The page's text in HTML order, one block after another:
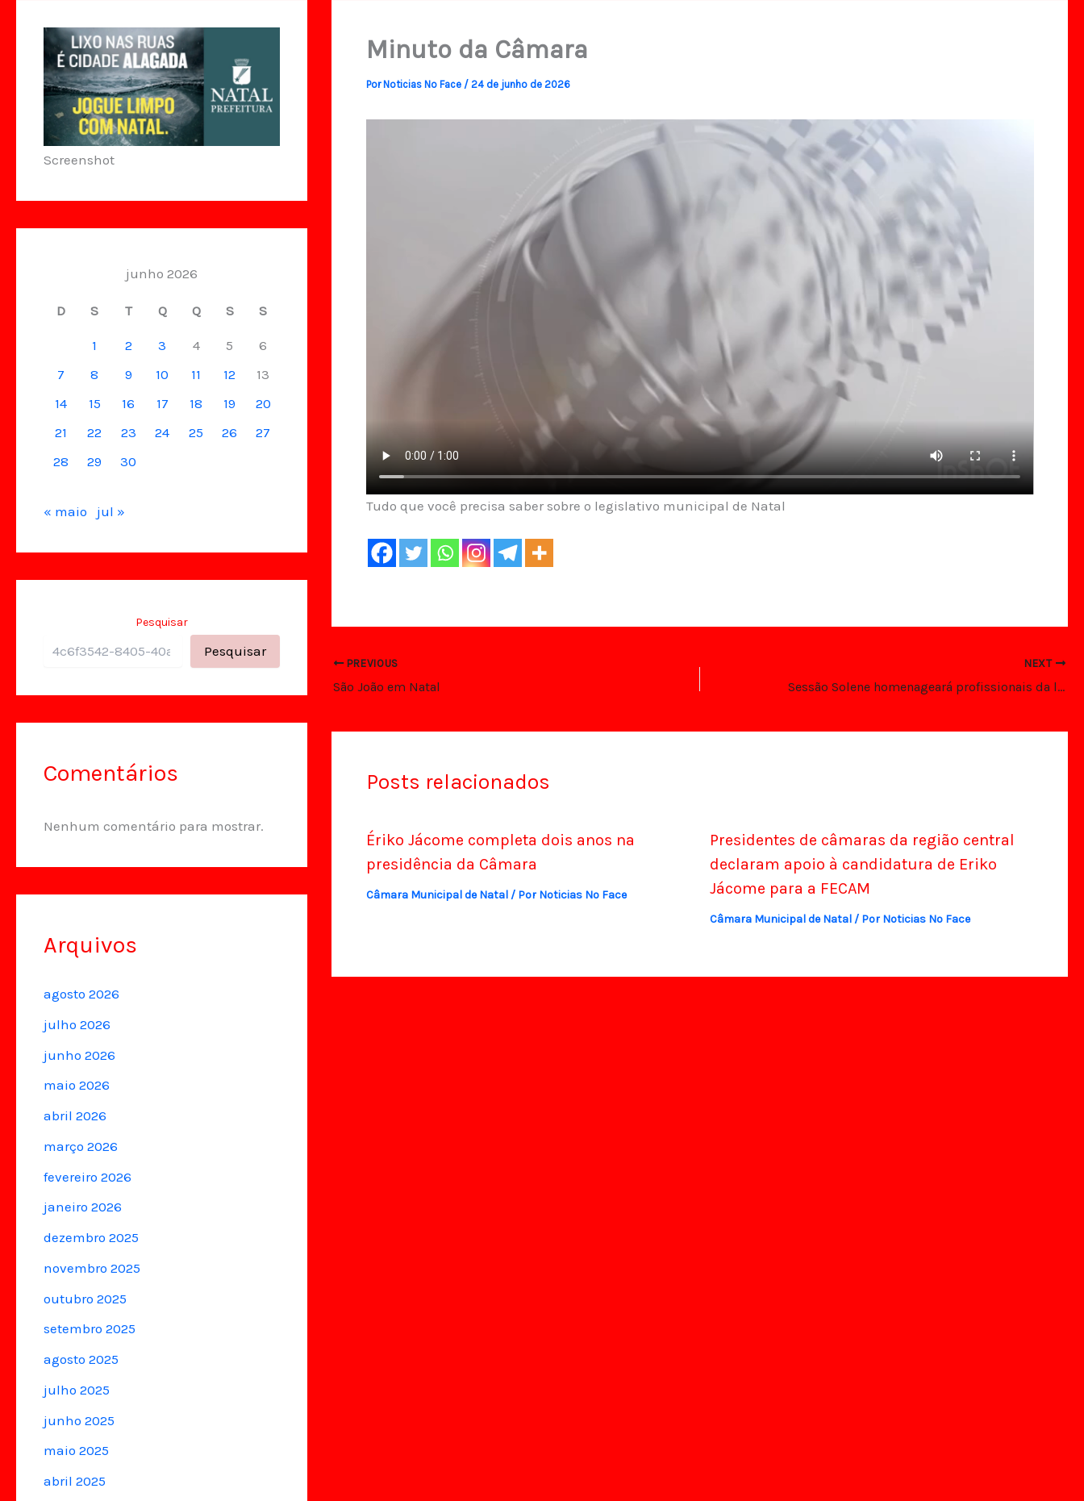
Screenshot
junho 2026
D S T Q Q S S
1 2 3 4 5
6
7
8 9 10 11 12
13
14
15 16 17 18 19
20
21
22 23 24 25 26
27
28
29 30
« maio jul »
Pesquisar
Pesquisar
Comentários
Nenhum comentário para mostrar.
Arquivos
agosto 2026
julho 2026
junho 2026
maio 2026
abril 2026
março 2026
fevereiro 2026
janeiro 2026
dezembro 2025
novembro 2025
outubro 2025
setembro 2025
agosto 2025
julho 2025
junho 2025
maio 2025
abril 2025
Minuto da Câmara
PorNoticias No Face / 24 de junho de 2026
Tudo que você precisa saber sobre o legislativo municipal de Natal
PREVIOUS
São João em Natal
NEXT
Sessão Solene homenageará profissionais da limpeza urbana de Parnamirim
Posts relacionados
Ériko Jácome completa dois anos na
presidência da Câmara
Câmara Municipal de Natal/ Por Noticias No Face
Presidentes de câmaras da região central
declaram apoio à candidatura de Eriko
Jácome para a FECAM
Câmara Municipal de Natal / Por Noticias No Face